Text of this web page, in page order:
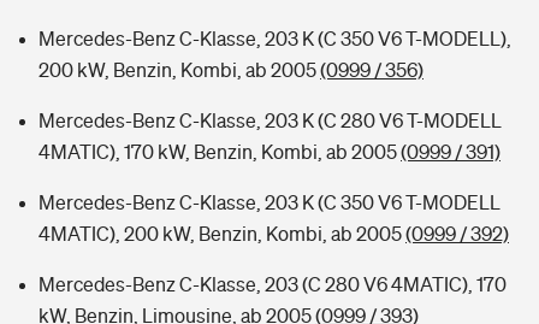
Mercedes-Benz C-Klasse, 203 K (C 350 V6 T-MODELL),
200 kW, Benzin, Kombi, ab 2005(0999 / 356)
Mercedes-Benz C-Klasse, 203 K (C 280 V6 T-MODELL
4MATIC), 170 kW, Benzin, Kombi, ab 2005(0999 / 391)
Mercedes-Benz C-Klasse, 203 K (C 350 V6 T-MODELL
4MATIC), 200 kW, Benzin, Kombi, ab 2005(0999 / 392)
Mercedes-Benz C-Klasse, 203 (C 280 V6 4MATIC), 170
kW, Benzin, Limousine, ab 2005(0999 / 393)